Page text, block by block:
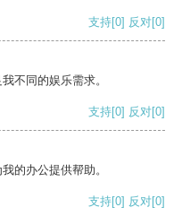
支持[0] 反对[0]
不同的娱乐需求。
支持[0] 反对[0]
的办公提供帮助。
支持[0] 反对[0]